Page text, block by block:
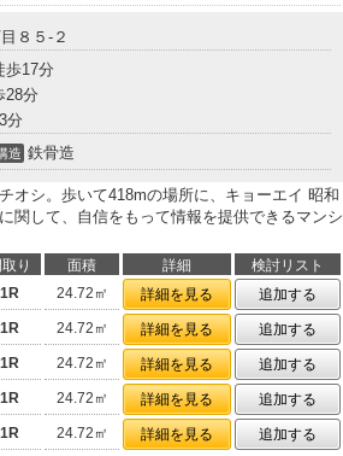
８５-２
歩17分
28分
分
造 鉄骨造
オシ。歩いて418mの場所に、キョーエイ 昭和
関して、自信をもって情報を提供できるマンシ
り 面積 詳細
検討リスト
1R 24.72㎡ 詳細を見る
追加する
1R 24.72㎡ 詳細を見る
追加する
1R 24.72㎡ 詳細を見る
追加する
1R 24.72㎡ 詳細を見る
追加する
1R 24.72㎡ 詳細を見る 追加する